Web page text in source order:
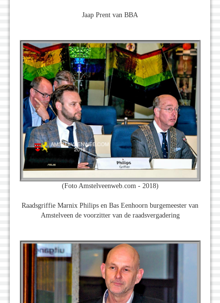
Jaap Prent van BBA
(Foto Amstelveenweb.com - 2018)
Raadsgriffie Marnix Philips en Bas Eenhoorn burgemeester van
Amstelveen de voorzitter van de raadsvergadering